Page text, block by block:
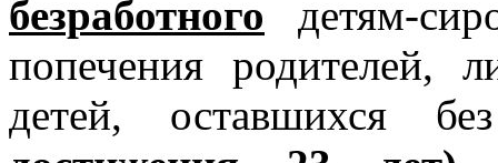
безработного детям-
попечения родителей,
детей, оставшихся